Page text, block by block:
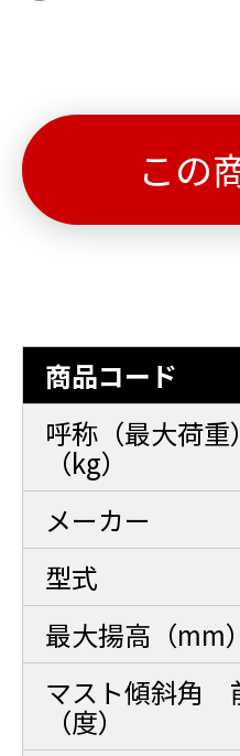
この
商品コード
呼称（最大荷重）
（kg）
メーカー
型式
最大揚高（mm）
マスト傾斜角
（度）